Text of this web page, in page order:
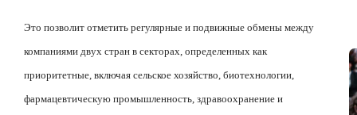
Это позволит отметить регулярные и подвижные обмены между
компаниями двух стран в секторах, определенных как
приоритетные, включая сельское хозяйство, биотехнологии,
фармацевтическую промышленность, здравоохранение и